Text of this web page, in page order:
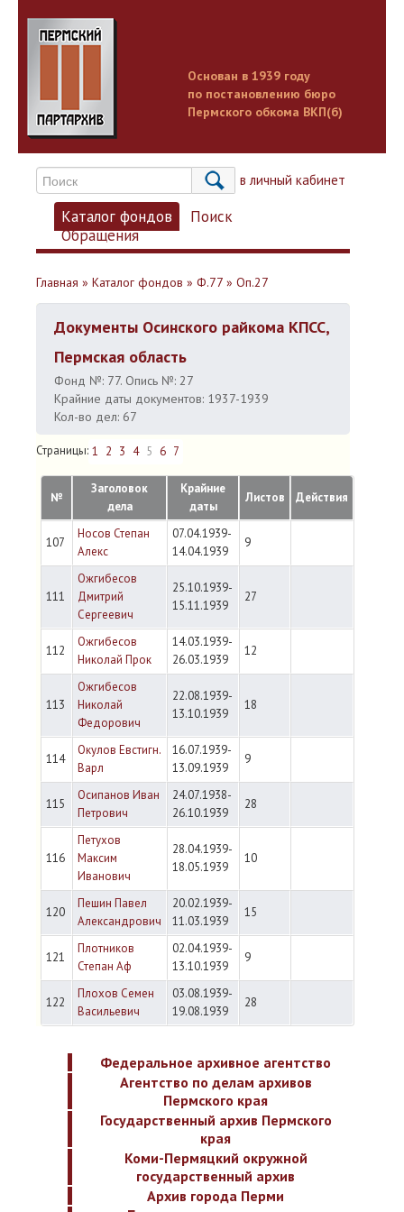
Основан в 1939 году
по постановлению бюро
Пермского обкома ВКП(б)
Вход в личный кабинет
Каталог фондов
Поиск
Обращения
Главная » Каталог фондов » Ф.77 » Оп.27
Документы Осинского райкома КПСС,
Пермская область
Фонд №: 77. Опись №: 27
Крайние даты документов: 1937-1939
Кол-во дел: 67
Страницы: 1 2 3 4 5 6 7
№
Заголовок
дела
Крайние
даты
Листов Действия
107
Носов Степан
Алекс
07.04.1939-
14.04.1939
9
111
Ожгибесов
Дмитрий
Сергеевич
25.10.1939-
15.11.1939
27
112
Ожгибесов
Николай Прок
14.03.1939-
26.03.1939
12
113
Ожгибесов
Николай
Федорович
22.08.1939-
13.10.1939
18
114
Окулов Евстигн.
Варл
16.07.1939-
13.09.1939
9
115
Осипанов Иван
Петрович
24.07.1938-
26.10.1939
28
116
Петухов
Максим
Иванович
28.04.1939-
18.05.1939
10
120
Пешин Павел
Александрович
20.02.1939-
11.03.1939
15
121
Плотников
Степан Аф
02.04.1939-
13.10.1939
9
122
Плохов Семен
Васильевич
03.08.1939-
19.08.1939
28
Федеральное архивное агентство
Агентство по делам архивов
Пермского края
Государственный архив Пермского
края
Коми-Пермяцкий окружной
государственный архив
Архив города Перми